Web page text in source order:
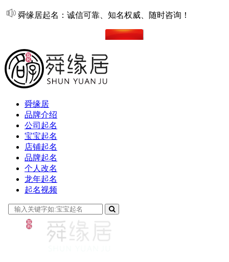
舜缘居起名：诚信可靠、知名权威、随时咨询！
舜缘居
品牌介绍
公司起名
宝宝起名
店铺起名
品牌起名
个人改名
龙年起名
起名视频